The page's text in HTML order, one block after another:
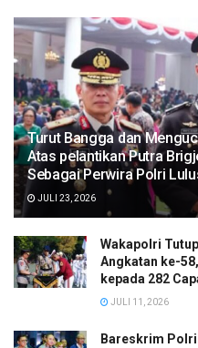
Turut Bangga dan
Atas pelantikan Putra
Sebagai Perwira Polri
JULI 23, 2026
Wakapolri
Angkatan ke-
kepada 282
JULI 11, 2026
Bareskrim